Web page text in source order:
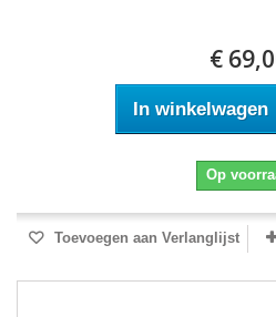
€
In winkelwagen
Op
Toevoegen aan Verlanglijst